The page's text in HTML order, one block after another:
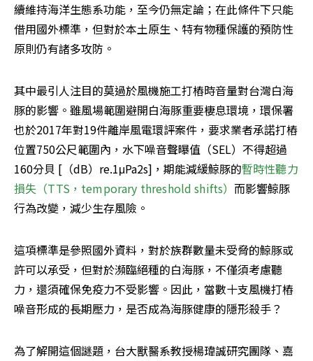
續維持海洋生態系功能，至今仍無定論；在此條件下只能
借用國外標準，但對於本土原生、特有物種保護的預防性
原則仍有諸多攻防。
其中最引人注目的莫過於風機施工打樁時音量對台灣白海
豚的影響。雖風場範圍避開白海豚重要棲息環境，環保署
也於2017年對19件離岸風電環評案件，要求業者承諾打樁
位置750公尺範圍內，水下噪音聲曝值（SEL）不得超過
160分貝 [（dB）re.1μPa2s]，期能減緩鯨豚的暫時性聽力
損失（TTS，temporary threshold shifts）而影響鯨豚
行為改變，減少生存風險。
這項標準是參照國外資料，對於族群數量未受脅的鯨豚或
許可以承受，但對於瀕臨絕種的白海豚，不僅須考慮聽
力，還須確保免疫力不受影響。因此，當數十支風機打樁
噪音形成的長期壓力，是否成為海豚健康的隱形殺手？
為了解開這個謎題，台大獸醫系教授楊瑋誠研究團隊、嘉